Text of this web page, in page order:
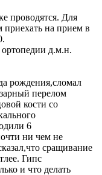
проводятся. Для
приехать на прием в
д.м.н.
рождения,сломал
перелом
кости со
6
ни чем не
сращивание
Гипс
и что делать